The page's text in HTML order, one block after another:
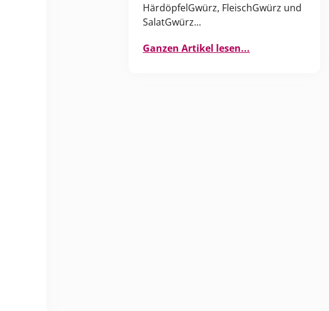
HärdöpfelGwürz, FleischGwürz und
SalatGwürz...
Ganzen Artikel lesen...